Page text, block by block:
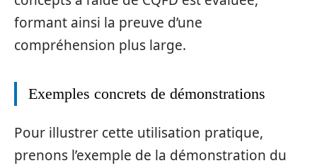
formant ainsi la preuve d’une
compréhension plus large.
Exemples concrets de démonstrations
Pour illustrer cette utilisation pratique,
prenons l’exemple de la démonstration du